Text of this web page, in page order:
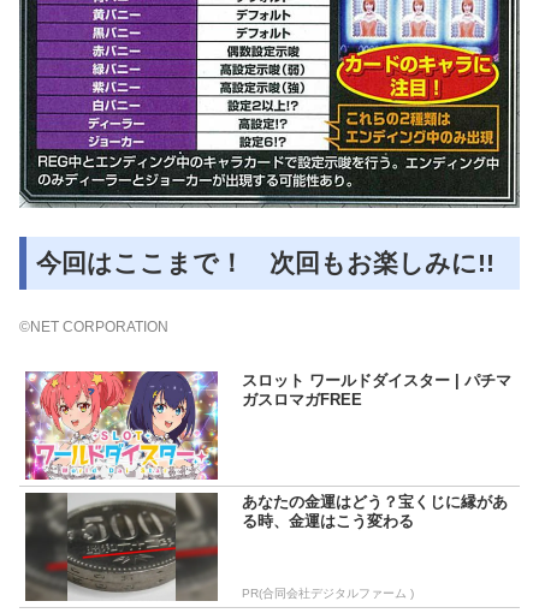
今回はここまで！ 次回もお楽しみに!!
©NET CORPORATION
スロット ワールドダイスター | パチマ
ガスロマガFREE
あなたの金運はどう？宝くじに縁があ
る時、金運はこう変わる
PR(合同会社デジタルファーム )